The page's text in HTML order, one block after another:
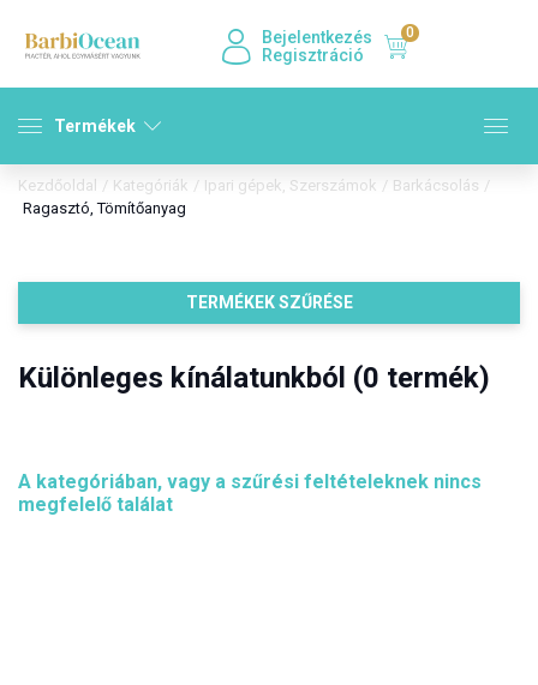
Bejelentkezés
Regisztráció
0
Termékek
Kezdőoldal / Kategóriák / Ipari gépek, Szerszámok / Barkácsolás /
Ragasztó, Tömítőanyag
TERMÉKEK SZŰRÉSE
Különleges kínálatunkból (0 termék)
A kategóriában, vagy a szűrési feltételeknek nincs
megfelelő találat